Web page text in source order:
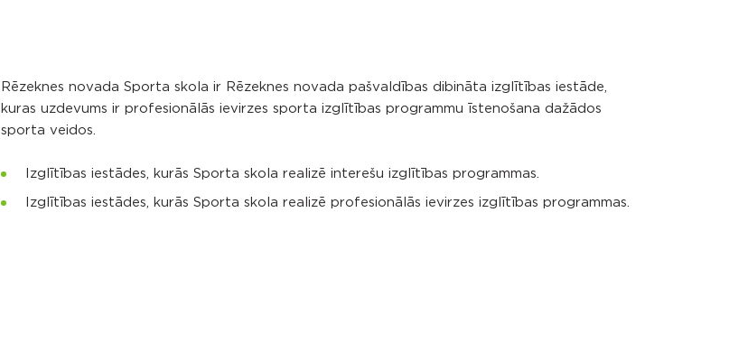
Rēzeknes novada Sporta skola ir Rēzeknes novada pašvaldības dibināta izglītības iestāde,
kuras uzdevums ir profesionālās ievirzes sporta izglītības programmu īstenošana dažādos
sporta veidos.
Izglītības iestādes, kurās Sporta skola realizē interešu izglītības programmas.
Izglītības iestādes, kurās Sporta skola realizē profesionālās ievirzes izglītības programmas.